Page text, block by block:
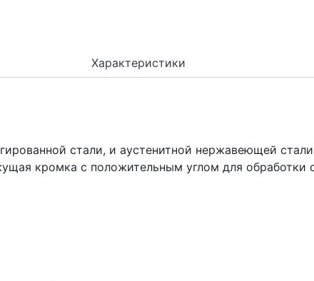
Характеристики
стали, и аустенитной нержавеющей
кромка с положительным углом для